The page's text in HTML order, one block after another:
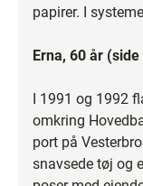
papirer. I
Erna, 60 år (side
I 1991 og 1992
omkring
port på
snavsede tøj og